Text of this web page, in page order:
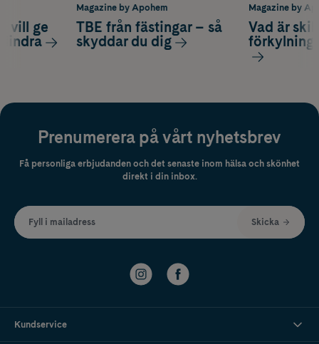
Magazine by
Vad är
förkylning
vill ge
lindra
Magazine by Apohem
TBE från fästingar – så
skyddar du dig
Prenumerera på vårt nyhetsbrev
Få personliga erbjudanden och det senaste inom hälsa och skönhet
direkt i din inbox.
Fyll i mailadress Skicka
Kundservice